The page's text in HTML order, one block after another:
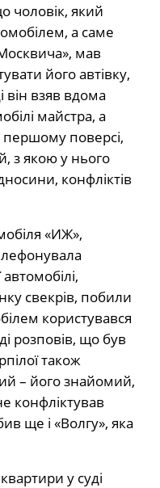
чоловік, який
а саме
мав
його автівку,
він взяв вдома
майстра, а
першому поверсі,
з якою у нього
конфліктів
«ИЖ»,
свекрів, побили
користувався
розповів, що був
також
– його знайомий,
конфліктував
ще і «Волгу», яка
у суді